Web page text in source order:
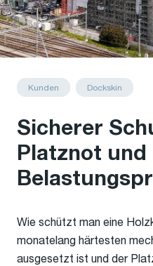
Jobs
Blog
Kunden Dockskin
Sicherer
Platznot und
Wie schützt man eine
monatelang härtesten
ausgesetzt ist und der